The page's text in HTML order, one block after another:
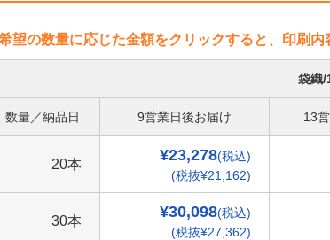
望の数量に応じた金額をクリックすると、印刷内
袋織/
数量／納品日 9営業日後お届け 13
20本
¥23,278(税込)
(税抜¥21,162)
30本
¥30,098(税込)
(税抜¥27,362)